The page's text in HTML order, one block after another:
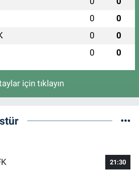
0 0
0 0
0 0
için tıklayın
21:30